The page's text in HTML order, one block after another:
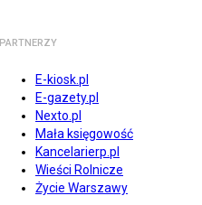
PARTNERZY
E-kiosk.pl
E-gazety.pl
Nexto.pl
Mała księgowość
Kancelarierp.pl
Wieści Rolnicze
Życie Warszawy